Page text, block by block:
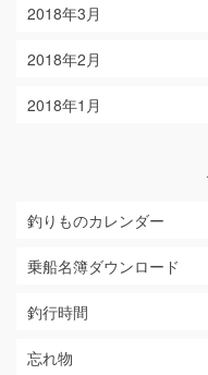
2018年3月
2018年2月
2018年1月
釣りものカレンダー
乗船名簿ダウンロード
釣行時間
忘れ物